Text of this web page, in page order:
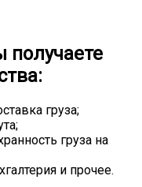
получаете
груза;
груза на
и прочее.